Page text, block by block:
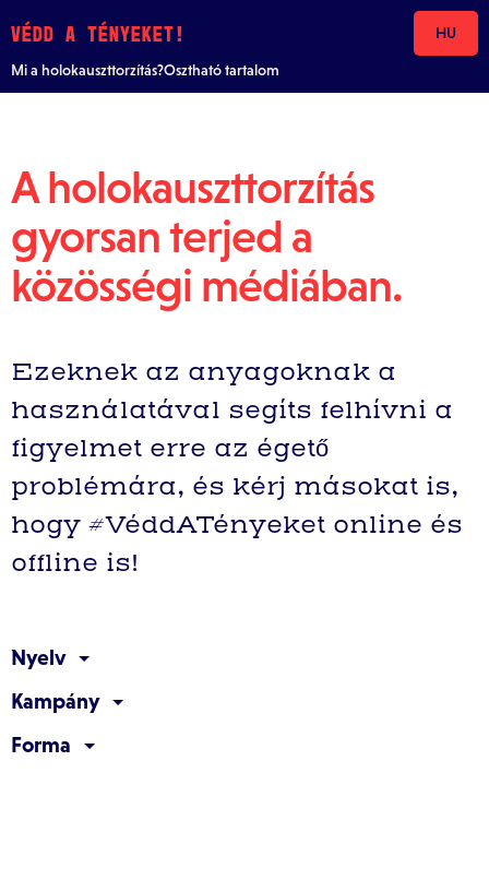
VÉDD A TÉNYEKET!
Mi a holokauszttorzítás?Osztható tartalom
HU
A holokauszttorzítás
gyorsan terjed a
közösségi médiában.
Ezeknek az anyagoknak a
használatával segíts felhívni a
figyelmet erre az égető
problémára, és kérj másokat is,
hogy #VéddATényeket online és
offline is!
Nyelv
Kampány
Forma